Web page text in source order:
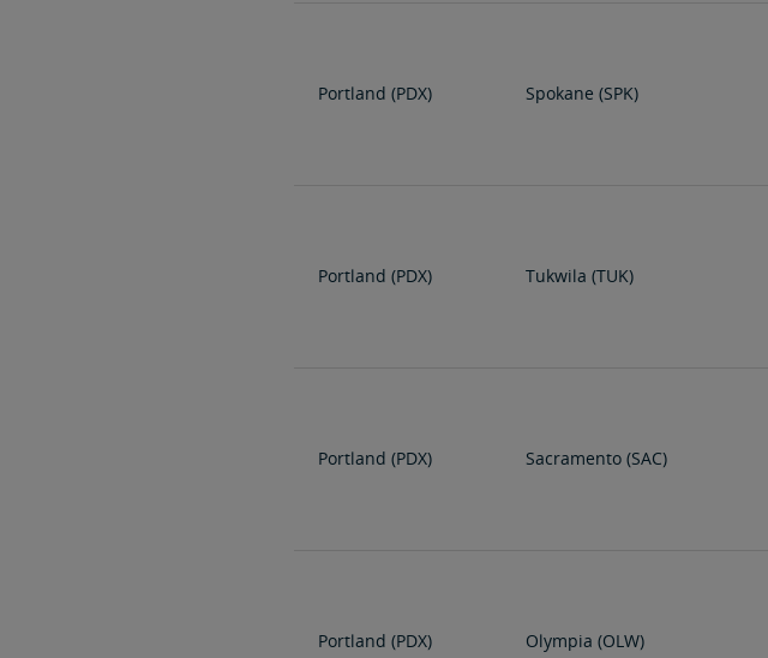
Portland (PDX) Spokane (SPK)
Portland (PDX) Tukwila (TUK)
Portland (PDX) Sacramento (SAC)
Portland (PDX) Olympia (OLW)